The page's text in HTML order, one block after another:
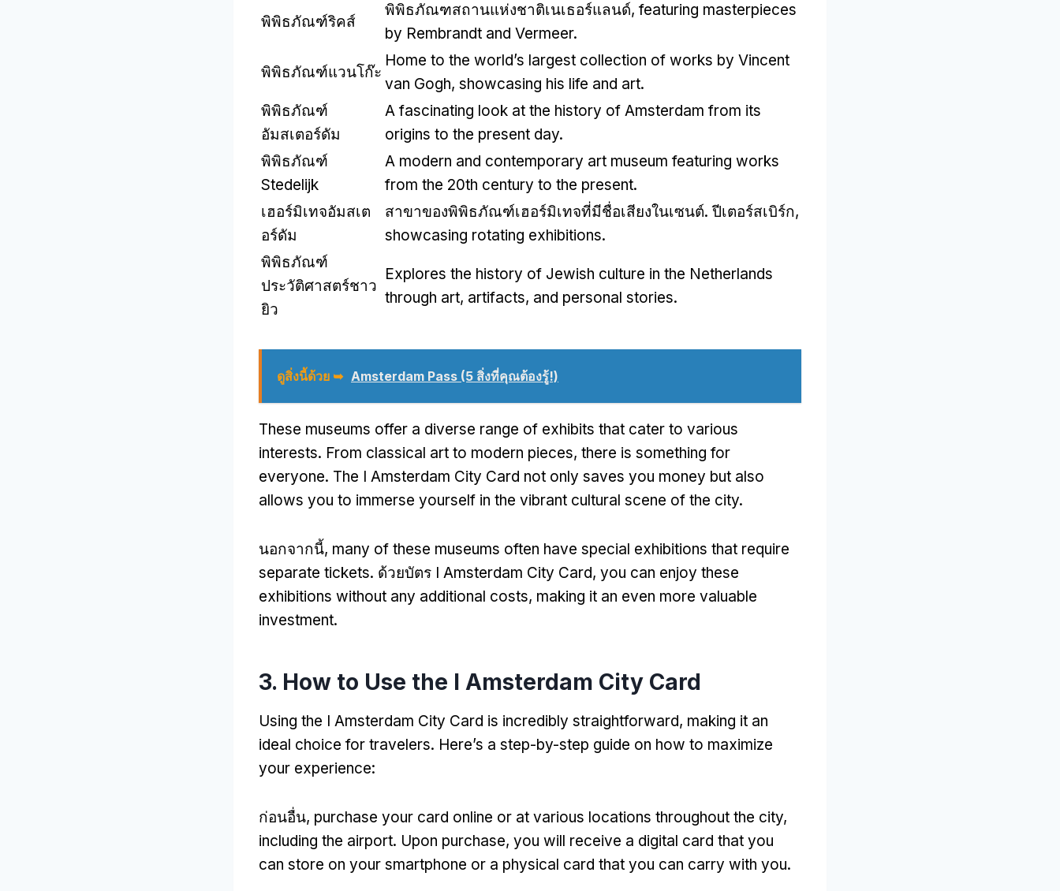
พิพิธภัณฑ์ริคส์
พิพิธภัณฑสถานแห่งชาติเนเธอร์แลนด์, featuring masterpieces
by Rembrandt and Vermeer.
พิพิธภัณฑ์แวนโก๊ะ
Home to the world’s largest collection of works by Vincent
van Gogh, showcasing his life and art.
พิพิธภัณฑ์
อัมสเตอร์ดัม
A fascinating look at the history of Amsterdam from its
origins to the present day.
พิพิธภัณฑ์
Stedelijk
A modern and contemporary art museum featuring works
from the 20th century to the present.
เฮอร์มิเทจอัมสเต
อร์ดัม
สาขาของพิพิธภัณฑ์เฮอร์มิเทจที่มีชื่อเสียงในเซนต์. ปีเตอร์สเบิร์ก,
showcasing rotating exhibitions.
พิพิธภัณฑ์
ประวัติศาสตร์ชาว
ยิว
Explores the history of Jewish culture in the Netherlands
through art, artifacts, and personal stories.
ดูสิ่งนี้ด้วย ➥ Amsterdam Pass (5 สิ่งที่คุณต้องรู้!)
These museums offer a diverse range of exhibits that cater to various
interests. From classical art to modern pieces, there is something for
everyone. The I Amsterdam City Card not only saves you money but also
allows you to immerse yourself in the vibrant cultural scene of the city.
นอกจากนี้, many of these museums often have special exhibitions that require
separate tickets. ด้วยบัตร I Amsterdam City Card, you can enjoy these
exhibitions without any additional costs, making it an even more valuable
investment.
3. How to Use the I Amsterdam City Card
Using the I Amsterdam City Card is incredibly straightforward, making it an
ideal choice for travelers. Here’s a step-by-step guide on how to maximize
your experience:
ก่อนอื่น, purchase your card online or at various locations throughout the city,
including the airport. Upon purchase, you will receive a digital card that you
can store on your smartphone or a physical card that you can carry with you.